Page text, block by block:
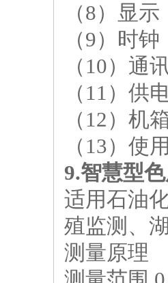
（8）显示
（9）时钟
（ 10）通
（ 11 ）供
（ 12 ）机
（ 13）使
9.智慧型
适用石油
殖监测、
测量原理